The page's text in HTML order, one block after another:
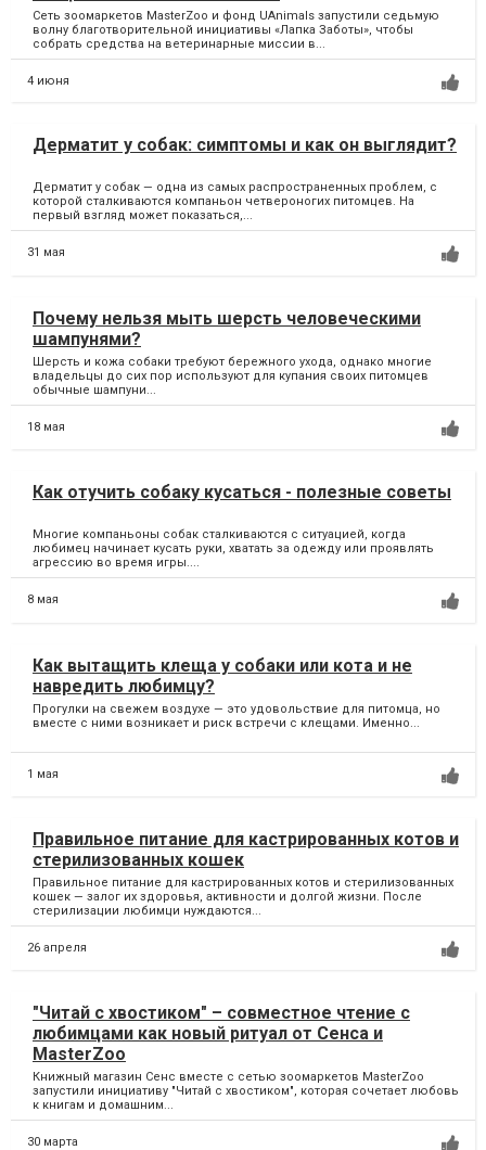
Сеть зоомаркетов MasterZoo и фонд UAnimals запустили седьмую
волну благотворительной инициативы «Лапка Заботы», чтобы
собрать средства на ветеринарные миссии в...
4 июня
Дерматит у собак: симптомы и как он выглядит?
Дерматит у собак — одна из самых распространенных проблем, с
которой сталкиваются компаньон четвероногих питомцев. На
первый взгляд может показаться,...
31 мая
Почему нельзя мыть шерсть человеческими
шампунями?
Шерсть и кожа собаки требуют бережного ухода, однако многие
владельцы до сих пор используют для купания своих питомцев
обычные шампуни...
18 мая
Как отучить собаку кусаться - полезные советы
Многие компаньоны собак сталкиваются с ситуацией, когда
любимец начинает кусать руки, хватать за одежду или проявлять
агрессию во время игры....
8 мая
Как вытащить клеща у собаки или кота и не
навредить любимцу?
Прогулки на свежем воздухе — это удовольствие для питомца, но
вместе с ними возникает и риск встречи с клещами. Именно...
1 мая
Правильное питание для кастрированных котов и
стерилизованных кошек
Правильное питание для кастрированных котов и стерилизованных
кошек — залог их здоровья, активности и долгой жизни. После
стерилизации любимци нуждаются...
26 апреля
"Читай с хвостиком" – совместное чтение с
любимцами как новый ритуал от Сенса и
MasterZoo
Книжный магазин Сенс вместе с сетью зоомаркетов MasterZoo
запустили инициативу "Читай с хвостиком", которая сочетает любовь
к книгам и домашним...
30 марта